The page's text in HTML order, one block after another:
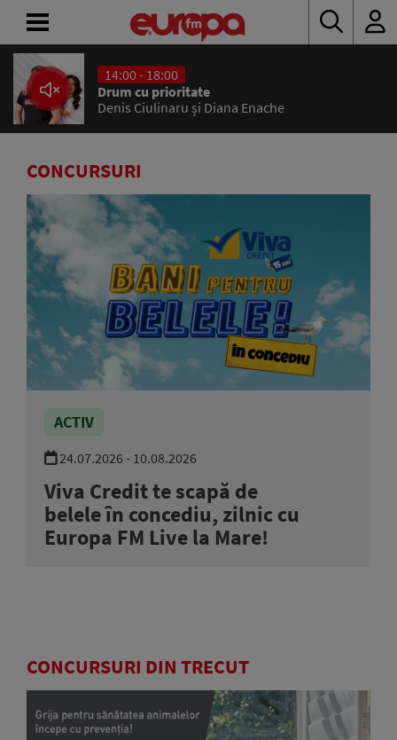
14:00 - 18:00
Drum cu prioritate
Denis Ciulinaru și Diana Enache
CONCURSURI
ACTIV
24.07.2026 - 10.08.2026
Viva Credit te scapă de
belele în concediu, zilnic cu
Europa FM Live la Mare!
CONCURSURI DIN TRECUT
ACASĂ
ȘTIRI
RADIO
CONCURSURI
PODCAST
ASCULTĂ
LIVE